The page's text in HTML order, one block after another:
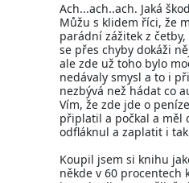
Ach...ach..ach. Jaká
Můžu s klidem říci, že
parádní zážitek z
se přes chyby dokáži
ale zde už toho bylo
nedávaly smysl a to i
nezbývá než hádat co
Vím, že zde jde o
připlatil a počkal a měl
odfláknul a zaplatit i
Koupil jsem si knihu
někde v 60 procentech